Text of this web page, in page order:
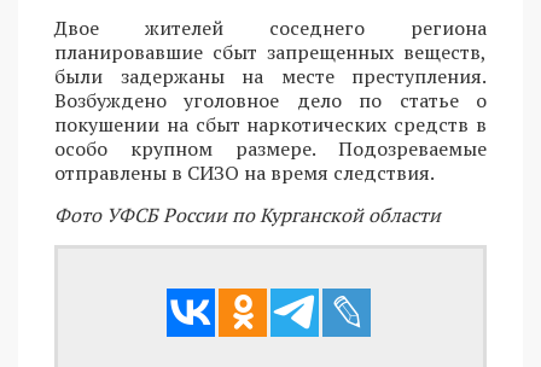
Двое жителей соседнего региона
планировавшие сбыт запрещенных веществ,
были задержаны на месте преступления.
Возбуждено уголовное дело по статье о
покушении на сбыт наркотических средств в
особо крупном размере. Подозреваемые
отправлены в СИЗО на время следствия.
Фото УФСБ России по Курганской области